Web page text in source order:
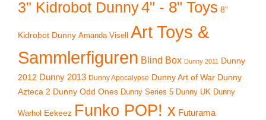
3" Kidrobot Dunny4" - 8" Toys 8"
Kidrobot Dunny Amanda Visell
Art Toys &
Sammlerfiguren Blind Box Dunny 2011 Dunny
2012 Dunny 2013 Dunny Apocalypse Dunny Art of War Dunny
Azteca 2 Dunny Odd Ones Dunny Series 5 Dunny UK Dunny
Warhol Eekeez Funko POP! x Futurama